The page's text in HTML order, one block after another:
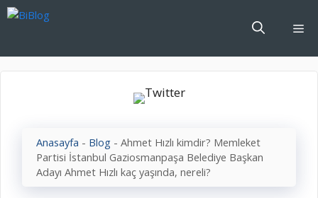
İçeriğe
Anasayfa - Blog - Ahmet Hızlı kimdir? Memleket
Partisi İstanbul Gaziosmanpaşa Belediye Başkan
Adayı Ahmet Hızlı kaç yaşında, nereli?